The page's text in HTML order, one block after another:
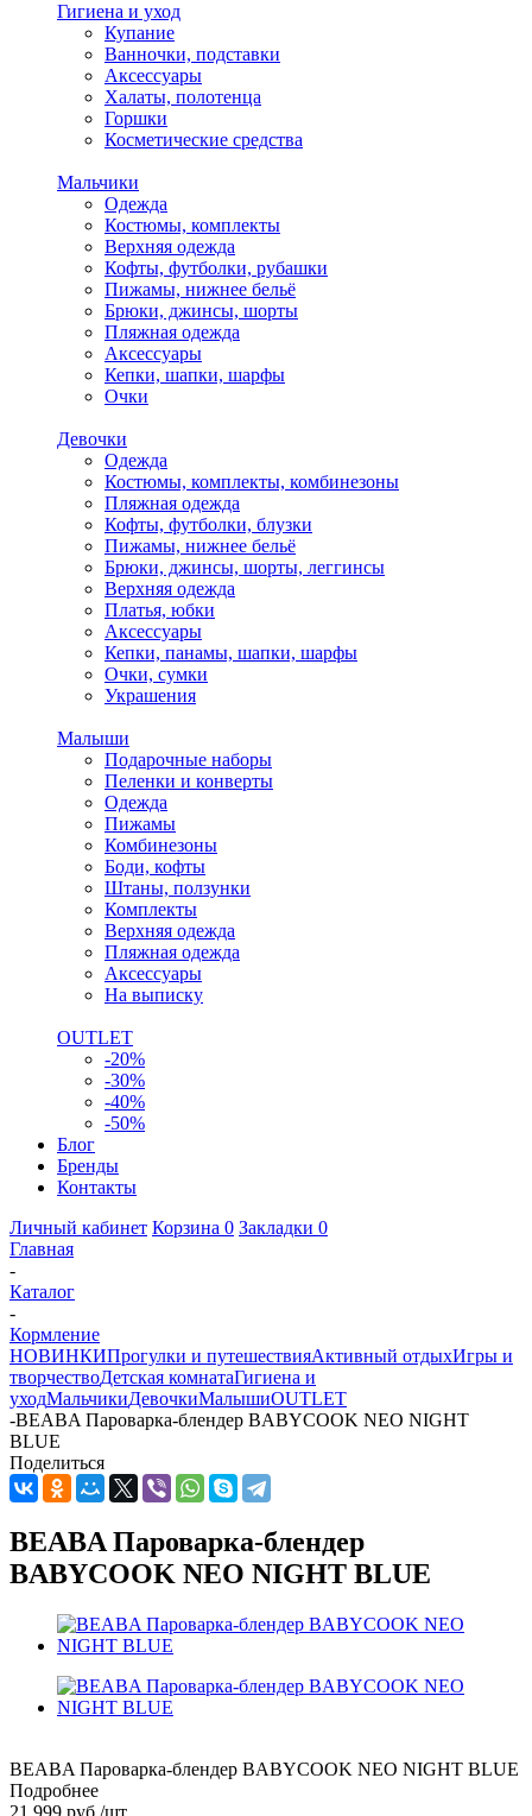
Гигиена и уход
Купание
Ванночки, подставки
Аксессуары
Халаты, полотенца
Горшки
Косметические средства
Мальчики
Одежда
Костюмы, комплекты
Верхняя одежда
Кофты, футболки, рубашки
Пижамы, нижнее бельё
Брюки, джинсы, шорты
Пляжная одежда
Аксессуары
Кепки, шапки, шарфы
Очки
Девочки
Одежда
Костюмы, комплекты, комбинезоны
Пляжная одежда
Кофты, футболки, блузки
Пижамы, нижнее бельё
Брюки, джинсы, шорты, леггинсы
Верхняя одежда
Платья, юбки
Аксессуары
Кепки, панамы, шапки, шарфы
Очки, сумки
Украшения
Малыши
Подарочные наборы
Пеленки и конверты
Одежда
Пижамы
Комбинезоны
Боди, кофты
Штаны, ползунки
Комплекты
Верхняя одежда
Пляжная одежда
Аксессуары
На выписку
OUTLET
-20%
-30%
-40%
-50%
Блог
Бренды
Контакты
Личный кабинет Корзина 0 Закладки 0
Главная
-
Каталог
-
Кормление
НОВИНКИПрогулки и путешествияАктивный отдыхИгры и
творчествоДетская комнатаГигиена и
уходМальчикиДевочкиМалышиOUTLET
-BEABA Пароварка-блендер BABYCOOK NEO NIGHT
BLUE
Поделиться
BEABA Пароварка-блендер
BABYCOOK NEO NIGHT BLUE
BEABA Пароварка-блендер BABYCOOK NEO NIGHT BLUE
Подробнее
21 999 руб. /шт